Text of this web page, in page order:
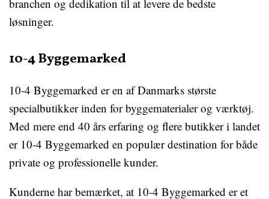
branchen og dedikation til at levere de bedste
løsninger.
10-4 Byggemarked
10-4 Byggemarked er en af Danmarks største
specialbutikker inden for byggematerialer og værktøj.
Med mere end 40 års erfaring og flere butikker i landet
er 10-4 Byggemarked en populær destination for både
private og professionelle kunder.
Kunderne har bemærket, at 10-4 Byggemarked er et